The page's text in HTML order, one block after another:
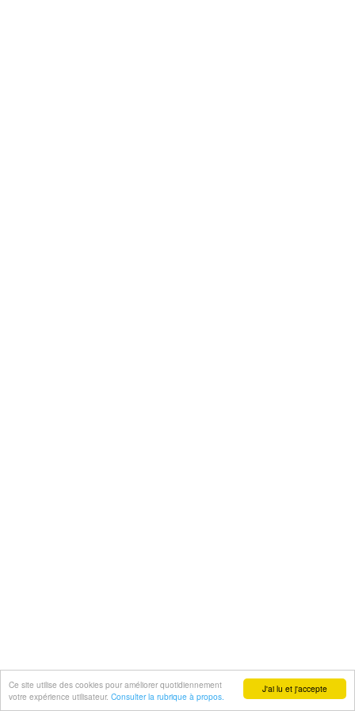
J'ai lu et j'accepte
Ce site utilise des cookies pour améliorer quotidiennement
votre expérience utilisateur. Consulter la rubrique à propos.